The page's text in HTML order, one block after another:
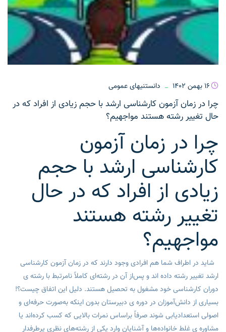
16 بهمن 1402 دانستنیهای عمومی
چرا در زمان آزمون کارشناسی ارشد با حجم زیادی از افراد که در
حال تغییر رشته هستند مواجهیم؟
چرا در زمان آزمون
کارشناسی ارشد با حجم
زیادی از افراد که در حال
تغییر رشته هستند
مواجهیم؟
شاید در اطراف شما هم افرادی وجود دارند که در زمان آزمون کارشناسی
ارشد تغییر رشته داده اند و پس‌از آن در رشته‌ای کاملاً نامرتبط با رشته ی
دوران کارشناسی خود مشغول به تحصیل هستند. دلیل این اتفاق چیست؟!
بسیاری از دانش‌آموزان در دوره ی دبیرستان بدون اینکه به‌صورت حرفه‌ای و
اصولی استعدادیابی شوند صرفاً براساس نمرات بالایی که کسب کرده‌اند یا
مشاوره ی غلط خانواده‌ها و آشنایان وارد یکی از رشته‌های نظری پرطرفدار